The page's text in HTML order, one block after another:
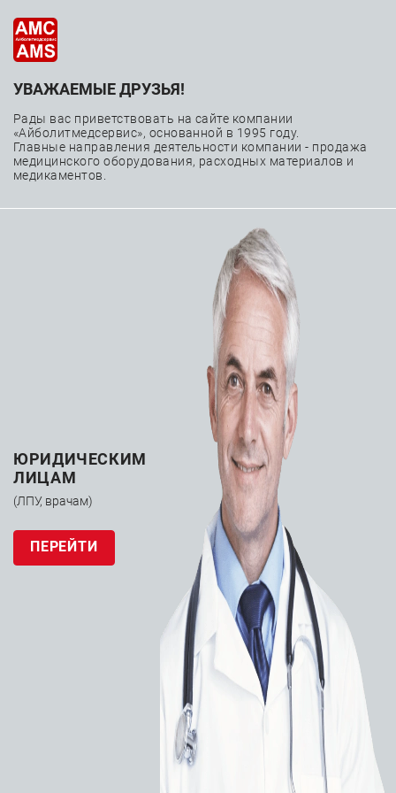
Главная — Каталог — Расходные материалы
Кардиохирургия —
Искусственное кровообращение и ЭКМО —
Система искусственного кровообращения Medtronic
УВАЖАЕМЫЕ ДРУЗЬЯ!
Рады вас приветствовать на сайте компании
«Айболитмедсервис», основанной в 1995 году.
Главные направления деятельности компании - продажа
медицинского оборудования, расходных материалов и
медикаментов.
ЮРИДИЧЕСКИМ
ЛИЦАМ
(ЛПУ, врачам)
ПЕРЕЙТИ
Система
искусственного
кровообращения